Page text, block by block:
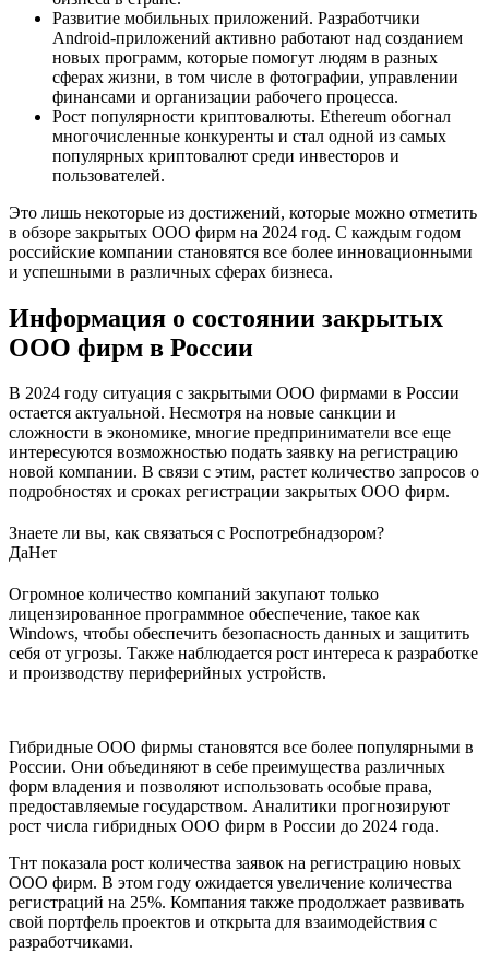
Развитие мобильных приложений. Разработчики
Android-приложений активно работают над созданием
новых программ, которые помогут людям в разных
сферах жизни, в том числе в фотографии, управлении
финансами и организации рабочего процесса.
Рост популярности криптовалюты. Ethereum обогнал
многочисленные конкуренты и стал одной из самых
популярных криптовалют среди инвесторов и
пользователей.
Это лишь некоторые из достижений, которые можно отметить
в обзоре закрытых ООО фирм на 2024 год. С каждым годом
российские компании становятся все более инновационными
и успешными в различных сферах бизнеса.
Информация о состоянии закрытых
ООО фирм в России
В 2024 году ситуация с закрытыми ООО фирмами в России
остается актуальной. Несмотря на новые санкции и
сложности в экономике, многие предприниматели все еще
интересуются возможностью подать заявку на регистрацию
новой компании. В связи с этим, растет количество запросов о
подробностях и сроках регистрации закрытых ООО фирм.
Знаете ли вы, как связаться с Роспотребнадзором?
ДаНет
Огромное количество компаний закупают только
лицензированное программное обеспечение, такое как
Windows, чтобы обеспечить безопасность данных и защитить
себя от угрозы. Также наблюдается рост интереса к разработке
и производству периферийных устройств.
Гибридные ООО фирмы становятся все более популярными в
России. Они объединяют в себе преимущества различных
форм владения и позволяют использовать особые права,
предоставляемые государством. Аналитики прогнозируют
рост числа гибридных ООО фирм в России до 2024 года.
Тнт показала рост количества заявок на регистрацию новых
ООО фирм. В этом году ожидается увеличение количества
регистраций на 25%. Компания также продолжает развивать
свой портфель проектов и открыта для взаимодействия с
разработчиками.